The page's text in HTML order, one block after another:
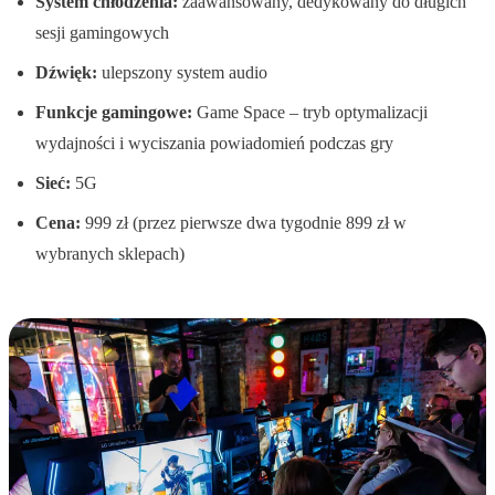
sesji gamingowych
Dźwięk: ulepszony system audio
Funkcje gamingowe: Game Space – tryb optymalizacji
wydajności i wyciszania powiadomień podczas gry
Sieć: 5G
Cena: 999 zł (przez pierwsze dwa tygodnie 899 zł w
wybranych sklepach)